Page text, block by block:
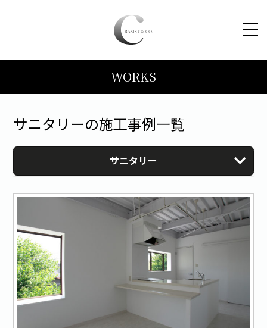
コンセプト
ブログ
会社案内
お問い合わせ·資料請求
WORKS
サニタリーの施工事例一覧
サニタリー